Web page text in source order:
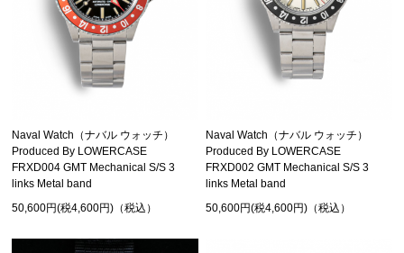
Naval Watch（ナバル ウォッチ）
Produced By LOWERCASE
FRXD004 GMT Mechanical S/S 3
links Metal band
50,600円(税4,600円)（税込）
Naval Watch（ナバル ウォッチ）
Produced By LOWERCASE
FRXD002 GMT Mechanical S/S 3
links Metal band
50,600円(税4,600円)（税込）